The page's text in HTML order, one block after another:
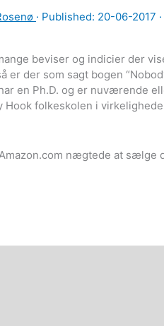
· Published: 20-06-2017
beviser og indicier der
der som sagt bogen
en Ph.D. og er nuværende
Hook folkeskolen i
nægtede at sælge